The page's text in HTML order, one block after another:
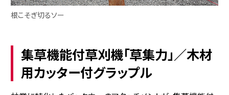
根こそぎ切るソー
集草機能付草刈機「草集力」／木材
用カッター付グラップル